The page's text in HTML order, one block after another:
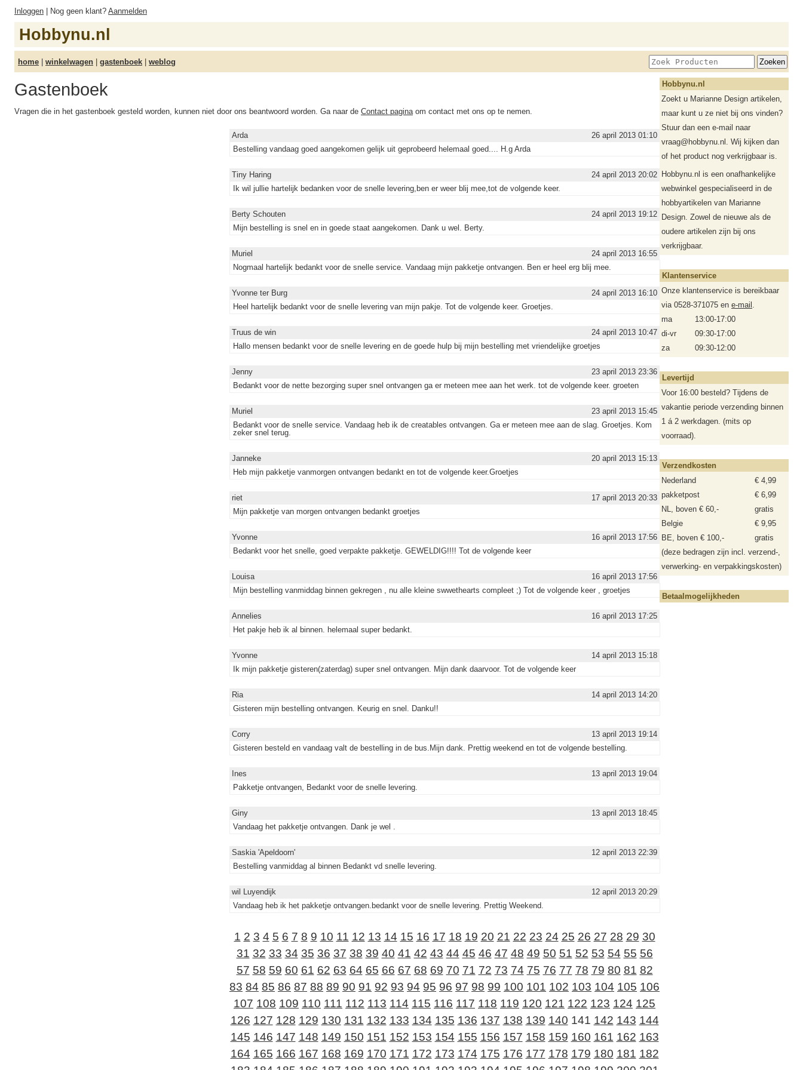
Inloggen | Nog geen klant? Aanmelden
Hobbynu.nl
home | winkelwagen | gastenboek | weblog
Gastenboek
Vragen die in het gastenboek gesteld worden, kunnen niet door ons beantwoord worden. Ga naar de Contact paginaom contact met ons op te nemen.
Arda
26 april 2013 01:10
Bestelling vandaag goed aangekomen gelijk uit geprobeerd helemaal goed.... H.g Arda
Tiny Haring
24 april 2013 20:02
Ik wil jullie hartelijk bedanken voor de snelle levering,ben er weer blij mee,tot de volgende keer.
Berty Schouten
24 april 2013 19:12
Mijn bestelling is snel en in goede staat aangekomen. Dank u wel. Berty.
Muriel
24 april 2013 16:55
Nogmaal hartelijk bedankt voor de snelle service. Vandaag mijn pakketje ontvangen. Ben er heel erg blij mee.
Yvonne ter Burg
24 april 2013 16:10
Heel hartelijk bedankt voor de snelle levering van mijn pakje. Tot de volgende keer. Groetjes.
Truus de win
24 april 2013 10:47
Hallo mensen bedankt voor de snelle levering en de goede hulp bij mijn bestelling met vriendelijke groetjes
Jenny
23 april 2013 23:36
Bedankt voor de nette bezorging super snel ontvangen ga er meteen mee aan het werk. tot de volgende keer. groeten
Muriel
23 april 2013 15:45
Bedankt voor de snelle service. Vandaag heb ik de creatables ontvangen. Ga er meteen mee aan de slag. Groetjes. Kom
zeker snel terug.
Janneke
20 april 2013 15:13
Heb mijn pakketje vanmorgen ontvangen bedankt en tot de volgende keer.Groetjes
riet
17 april 2013 20:33
Mijn pakketje van morgen ontvangen bedankt groetjes
Yvonne
16 april 2013 17:56
Bedankt voor het snelle, goed verpakte pakketje. GEWELDIG!!!! Tot de volgende keer
Louisa
16 april 2013 17:56
Mijn bestelling vanmiddag binnen gekregen , nu alle kleine swwethearts compleet ;) Tot de volgende keer , groetjes
Annelies
16 april 2013 17:25
Het pakje heb ik al binnen. helemaal super bedankt.
Yvonne
14 april 2013 15:18
Ik mijn pakketje gisteren(zaterdag) super snel ontvangen. Mijn dank daarvoor. Tot de volgende keer
Ria
14 april 2013 14:20
Gisteren mijn bestelling ontvangen. Keurig en snel. Danku!!
Corry
13 april 2013 19:14
Gisteren besteld en vandaag valt de bestelling in de bus.Mijn dank. Prettig weekend en tot de volgende bestelling.
Ines
13 april 2013 19:04
Pakketje ontvangen, Bedankt voor de snelle levering.
Giny
13 april 2013 18:45
Vandaag het pakketje ontvangen. Dank je wel .
Saskia 'Apeldoorn'
12 april 2013 22:39
Bestelling vanmiddag al binnen Bedankt vd snelle levering.
wil Luyendijk
12 april 2013 20:29
Vandaag heb ik het pakketje ontvangen.bedankt voor de snelle levering. Prettig Weekend.
1 2 3 4 5 6 7 8 9 10 11 12 13 14 15 16 17 18 19 20 21 22 23 24 25 26 27 28 29 30
31 32 33 34 35 36 37 38 39 40 41 42 43 44 45 46 47 48 49 50 51 52 53 54 55 56
57 58 59 60 61 62 63 64 65 66 67 68 69 70 71 72 73 74 75 76 77 78 79 80 81 82
83 84 85 86 87 88 89 90 91 92 93 94 95 96 97 98 99 100 101 102 103 104 105 106
107 108 109 110 111 112 113 114 115 116 117 118 119 120 121 122 123 124 125
126 127 128 129 130 131 132 133 134 135 136 137 138 139 140 141 142 143 144
145 146 147 148 149 150 151 152 153 154 155 156 157 158 159 160 161 162 163
164 165 166 167 168 169 170 171 172 173 174 175 176 177 178 179 180 181 182
Hobbynu.nl
Zoekt u Marianne Design artikelen,
maar kunt u ze niet bij ons vinden?
Stuur dan een e-mail naar
vraag@hobbynu.nl. Wij kijken dan
of het product nog verkrijgbaar is.
Hobbynu.nl is een onafhankelijke
webwinkel gespecialiseerd in de
hobbyartikelen van Marianne
Design. Zowel de nieuwe als de
oudere artikelen zijn bij ons
verkrijgbaar.
Klantenservice
Onze klantenservice is bereikbaar
via 0528-371075 en e-mail .
ma
13:00-17:00
di-vr
09:30-17:00
za
09:30-12:00
Levertijd
Voor 16:00 besteld? Tijdens de
vakantie periode verzending binnen
1 á 2 werkdagen. (mits op
voorraad).
Verzendkosten
Nederland
€ 4,99
pakketpost
€ 6,99
NL, boven € 60,-
gratis
Belgie
€ 9,95
BE, boven € 100,-
gratis
(deze bedragen zijn incl. verzend-,
verwerking- en verpakkingskosten)
Betaalmogelijkheden